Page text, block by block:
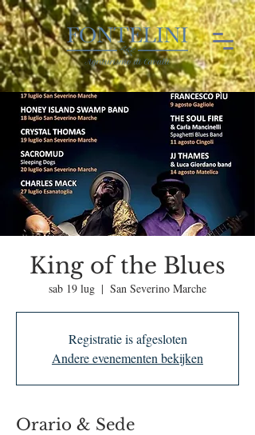
King of the Blues
sab 19 lug
  |
San Severino Marche
Registratie is afgesloten
Andere evenementen bekijken
Orario & Sede